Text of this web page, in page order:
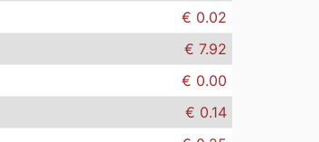
€ 0.02
€ 7.92
€ 0.00
€ 0.14